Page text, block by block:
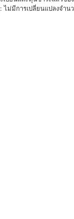
ารเปลี่ยนแปลงจำนวนหุ้น